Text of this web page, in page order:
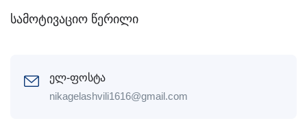
სამოტივაციო წერილი
ელ-ფოსტა
nikagelashvili1616@gmail.com